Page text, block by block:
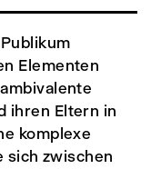
Elementen
ihren Eltern in
komplexe
sich zwischen